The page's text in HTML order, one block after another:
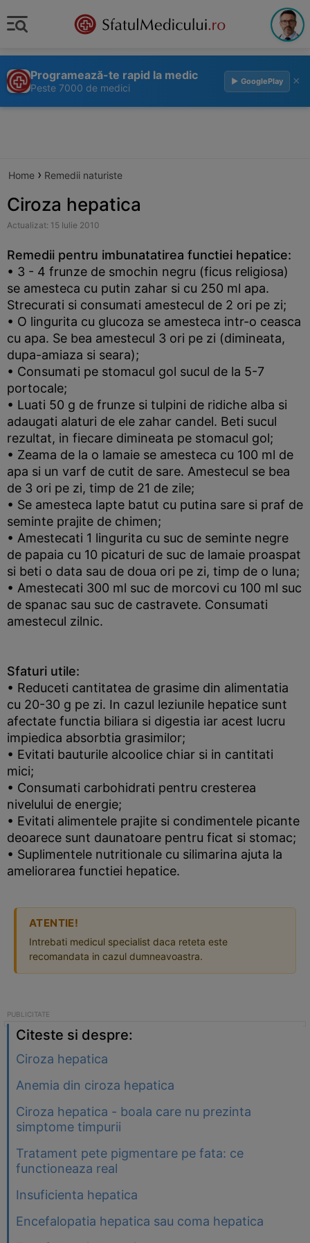
Programează-te rapid la medic
Peste 7000 de medici
▶ GooglePlay ×
Home › Remedii naturiste
Ciroza hepatica
Actualizat: 15 Iulie 2010
Remedii pentru imbunatatirea functiei hepatice:
• 3 - 4 frunze de smochin negru (ficus religiosa)
se amesteca cu putin zahar si cu 250 ml apa.
Strecurati si consumati amestecul de 2 ori pe zi;
• O lingurita cu glucoza se amesteca intr-o ceasca
cu apa. Se bea amestecul 3 ori pe zi (dimineata,
dupa-amiaza si seara);
• Consumati pe stomacul gol sucul de la 5-7
portocale;
• Luati 50 g de frunze si tulpini de ridiche alba si
adaugati alaturi de ele zahar candel. Beti sucul
rezultat, in fiecare dimineata pe stomacul gol;
• Zeama de la o lamaie se amesteca cu 100 ml de
apa si un varf de cutit de sare. Amestecul se bea
de 3 ori pe zi, timp de 21 de zile;
• Se amesteca lapte batut cu putina sare si praf de
seminte prajite de chimen;
• Amestecati 1 lingurita cu suc de seminte negre
de papaia cu 10 picaturi de suc de lamaie proaspat
si beti o data sau de doua ori pe zi, timp de o luna;
• Amestecati 300 ml suc de morcovi cu 100 ml suc
de spanac sau suc de castravete. Consumati
amestecul zilnic.
Sfaturi utile:
• Reduceti cantitatea de grasime din alimentatia
cu 20-30 g pe zi. In cazul leziunile hepatice sunt
afectate functia biliara si digestia iar acest lucru
impiedica absorbtia grasimilor;
• Evitati bauturile alcoolice chiar si in cantitati
mici;
• Consumati carbohidrati pentru cresterea
nivelului de energie;
• Evitati alimentele prajite si condimentele picante
deoarece sunt daunatoare pentru ficat si stomac;
• Suplimentele nutritionale cu silimarina ajuta la
ameliorarea functiei hepatice.
ATENTIE!
Intrebati medicul specialist daca reteta este
recomandata in cazul dumneavoastra.
Citeste si despre:
Ciroza hepatica
Anemia din ciroza hepatica
Ciroza hepatica - boala care nu prezinta
simptome timpurii
Tratament pete pigmentare pe fata: ce
functioneaza real
Insuficienta hepatica
Encefalopatia hepatica sau coma hepatica